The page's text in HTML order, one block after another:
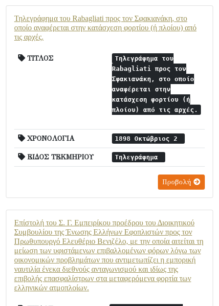
Τηλεγράφημα του Rabagliati προς τον Σφακιανάκη, στο
οποίο αναφέρεται στην κατάσχεση φορτίου (ή πλοίου) από
τις αρχές.
ΤΙΤΛΟΣ
Τηλεγράφημα του
Rabagliati προς τον
Σφακιανάκη, στο οποίο
αναφέρεται στην
κατάσχεση φορτίου (ή
πλοίου) από τις αρχές.
ΧΡΟΝΟΛΟΓΙΑ 1898 Οκτώβριος 2
ΕΙΔΟΣ ΤΕΚΜΗΡΙΟΥ Τηλεγράφημα
Προβολή
Επίστολή του Σ. Γ. Εμπειρίκου προέδρου του Διοικητικού
Συμβουλίου της Ένωσης Ελλήνων Εφοπλιστών προς τον
Πρωθυπουργό Ελευθέριο Βενιζέλο, με την οποία αιτείται τη
μείωση των υφιστάμενων επιβαλλομένων φόρων λόγω των
οικονομικών προβλημάτων που αντιμετωπίζει η εμπορική
ναυτιλία ένεκα διεθνούς ανταγωνισμού και ιδίως της
επιβολής επασφαλίστρων στα μεταφερόμενα φορτία των
ελληνικών ατμοπλοίων.